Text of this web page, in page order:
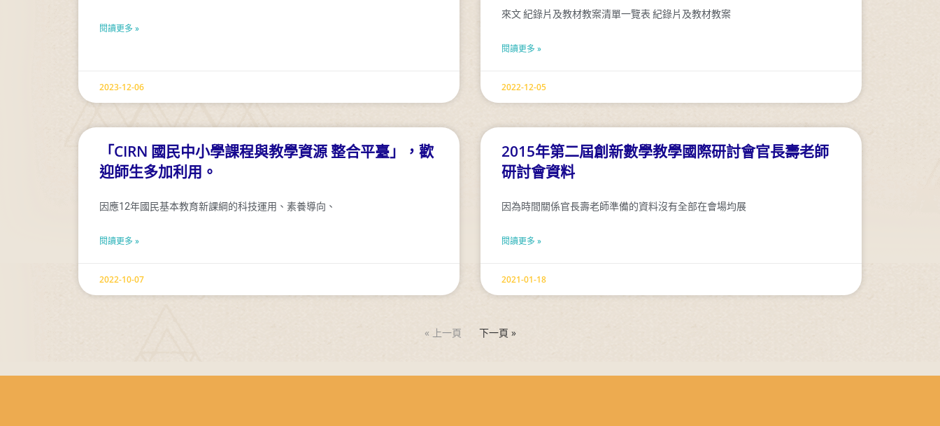
閱讀更多 »
2023-12-06
來文 紀錄片及教材教案清單一覽表 紀錄片及教材教案
閱讀更多 »
2022-12-05
「CIRN 國民中小學課程與教學資源 整合平臺」，歡
迎師生多加利用。
因應12年國民基本教育新課綱的科技運用、素養導向、
閱讀更多 »
2022-10-07
2015年第二屆創新數學教學國際研討會官長壽老師
研討會資料
因為時間關係官長壽老師準備的資料沒有全部在會場均展
閱讀更多 »
2021-01-18
« 上一頁 下一頁 »